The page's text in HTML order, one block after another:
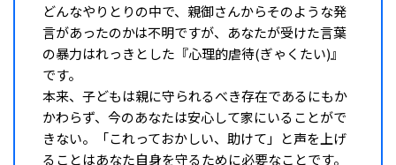
どんなやりとりの中で、親御さんからそのような発
言があったのかは不明ですが、あなたが受けた言葉
の暴力はれっきとした『心理的虐待(ぎゃくたい)』
です。
本来、子どもは親に守られるべき存在であるにもか
かわらず、今のあなたは安心して家にいることがで
きない。「これっておかしい、助けて」と声を上げ
ることはあなた自身を守るために必要なことです。